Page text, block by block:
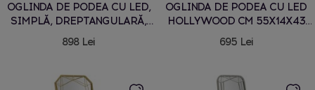
OGLINDA DE PODEA CU LED,
SIMPLĂ, DREPTANGULARĂ,
50X3-38X160 CM (LUMINĂ 3
CULORI)
898 Lei
OGLINDA DE PODEA CU LED
HOLLYWOOD CM 55X14X43
(DIMENSIUNEA OGLINDEI
ROTUNDE MICĂ CM Ø 9)
695 Lei